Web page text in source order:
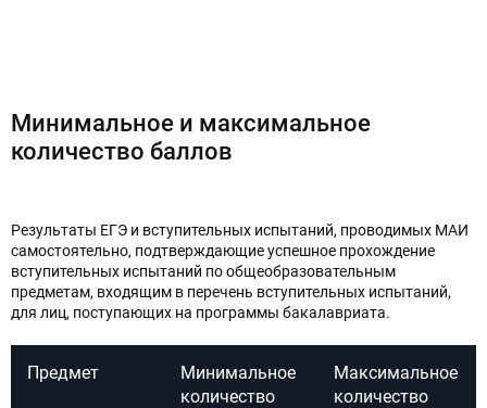
Минимальное и максимальное
количество баллов
Результаты ЕГЭ и вступительных испытаний, проводимых МАИ
самостоятельно, подтверждающие успешное прохождение
вступительных испытаний по общеобразовательным
предметам, входящим в перечень вступительных испытаний,
для лиц, поступающих на программы бакалавриата.
Предмет
Минимальное
количество
Максимальное
количество